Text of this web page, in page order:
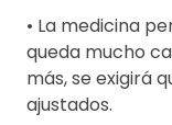
• La medicina
queda mucho
más, se exigirá
ajustados.